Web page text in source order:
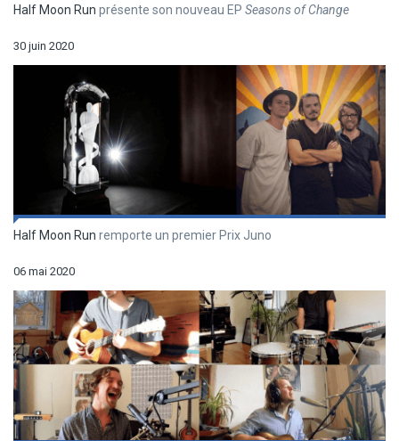
Half Moon Run présente son nouveau EP Seasons of Change
30 juin 2020
Half Moon Run remporte un premier Prix Juno
06 mai 2020